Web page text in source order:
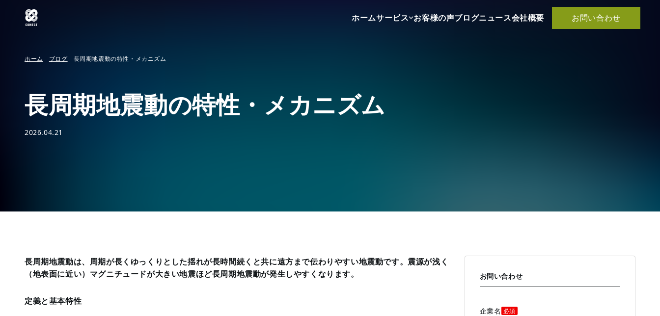
ホームサービス お客様の声ブログニュース会社概要 お問い合わせ
ホーム ブログ 長周期地震動の特性・メカニズム
長周期地震動の特性・メカニズム
2026.04.21
長周期地震動は、周期が長くゆっくりとした揺れが長時間続くと共に遠方まで伝わりやすい地震動です。震源が浅く
（地表面に近い）マグニチュードが大きい地震ほど長周期地震動が発生しやすくなります。
定義と基本特性
お問い合わせ
企業名 必須